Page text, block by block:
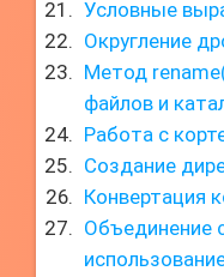
Условные
Округление
Метод
файлов и
Работа с
Создание
Конвертация
Объединение